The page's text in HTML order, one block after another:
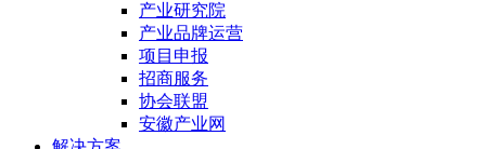
产业研究院
产业品牌运营
项目申报
招商服务
协会联盟
安徽产业网